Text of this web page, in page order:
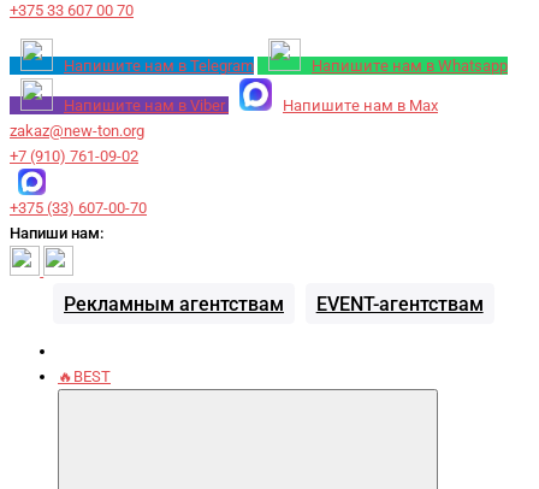
+375 33 607 00 70
Напишите нам в Telegram Напишите нам в Whatsapp
Напишите нам в Viber
Напишите нам в Max
zakaz@new-ton.org
+7 (910) 761-09-02
+375 (33) 607-00-70
Напиши нам:
Рекламным агентствам EVENT-агентствам
🔥BEST